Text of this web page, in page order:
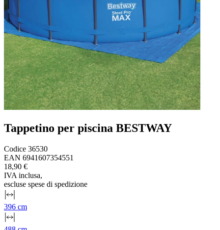
Tappetino per piscina BESTWAY
Codice 36530
EAN 6941607354551
18,90 €
IVA inclusa,
escluse spese di spedizione
396 cm